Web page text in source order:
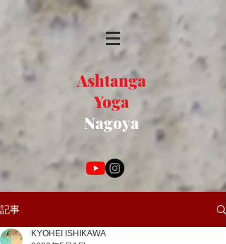
Ashtanga
Yoga
Nagoya
記事
KYOHEI ISHIKAWA